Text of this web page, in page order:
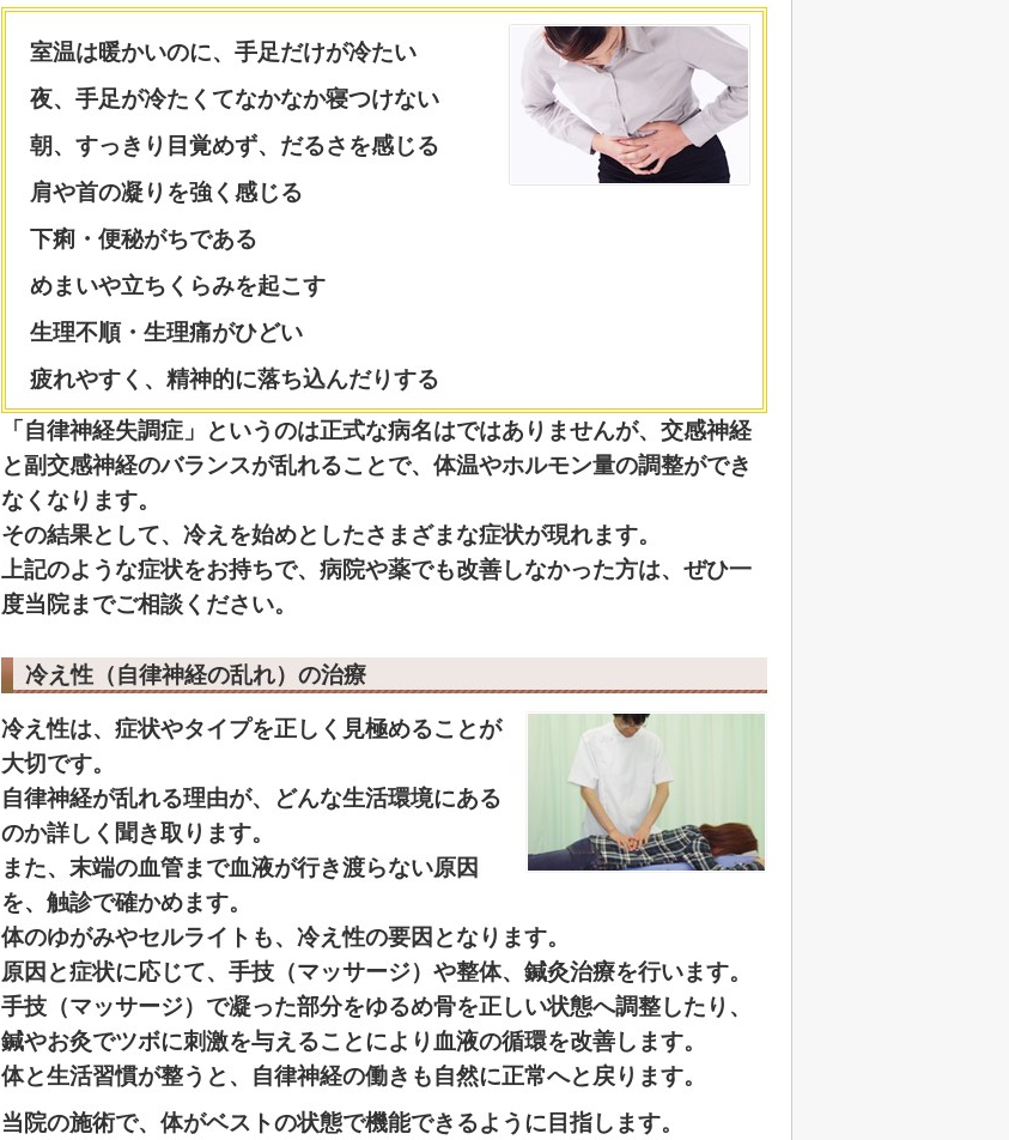
室温は暖かいのに、手足だけが冷たい
夜、手足が冷たくてなかなか寝つけない
朝、すっきり目覚めず、だるさを感じる
肩や首の凝りを強く感じる
下痢・便秘がちである
めまいや立ちくらみを起こす
生理不順・生理痛がひどい
疲れやすく、精神的に落ち込んだりする
「自律神経失調症」というのは正式な病名はではありませんが、交感神経
と副交感神経のバランスが乱れることで、体温やホルモン量の調整ができ
なくなります。
その結果として、冷えを始めとしたさまざまな症状が現れます。
上記のような症状をお持ちで、病院や薬でも改善しなかった方は、ぜひ一
度当院までご相談ください。
冷え性（自律神経の乱れ）の治療
冷え性は、症状やタイプを正しく見極めることが
大切です。
自律神経が乱れる理由が、どんな生活環境にある
のか詳しく聞き取ります。
また、末端の血管まで血液が行き渡らない原因
を、触診で確かめます。
体のゆがみやセルライトも、冷え性の要因となります。
原因と症状に応じて、手技（マッサージ）や整体、鍼灸治療を行います。
手技（マッサージ）で凝った部分をゆるめ骨を正しい状態へ調整したり、
鍼やお灸でツボに刺激を与えることにより血液の循環を改善します。
体と生活習慣が整うと、自律神経の働きも自然に正常へと戻ります。
当院の施術で、体がベストの状態で機能できるように目指します。